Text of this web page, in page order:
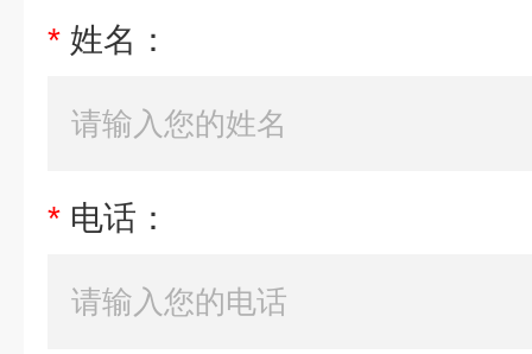
* 姓名：
* 电话：